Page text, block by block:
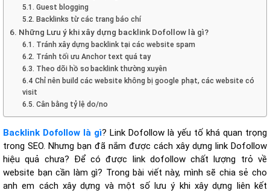
5.1. Guest blogging
5.2. Backlinks từ các trang báo chí
6. Những Lưu ý khi xây dựng backlink Dofollow là gì?
6.1. Tránh xây dựng backlink tại các website spam
6.2. Tránh tối ưu Anchor text quá tay
6.3. Theo dõi hồ sơ backlink thường xuyên
6.4 Chỉ nên build các website không bị google phạt, các website có
visit
6.5. Cân bằng tỷ lệ do/no
Backlink Dofollow là gì? Link Dofollow là yếu tố khá quan trọng
trong SEO. Nhưng bạn đã nắm được cách xây dựng link Dofollow
hiệu quả chưa? Để có được link dofollow chất lượng trỏ về
website bạn cần làm gì? Trong bài viết này, mình sẽ chia sẻ cho
anh em cách xây dựng và một số lưu ý khi xây dựng liên kết